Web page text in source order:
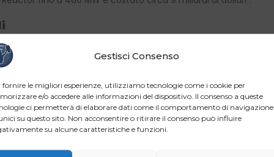
Gestisci Consenso
fornire le migliori esperienze, utilizziamo tecnologie come i cookie per
e/o accedere alle informazioni del dispositivo. Il consenso a queste
ci permetterà di elaborare dati come il comportamento di
su questo sito. Non acconsentire o ritirare il consenso può influire
su alcune caratteristiche e funzioni.
nucleare. “Attualmente gli impianti termonucleari non
di consumo al netto della produzione da fonti rinnovabili
nazionale”, fanno presente Confartigianato e Cna,
della non programmabilità delle fonti rinnovabili che
degli accumuli di piccola taglia le
che la nuova produzione nucleare sia a disposizione